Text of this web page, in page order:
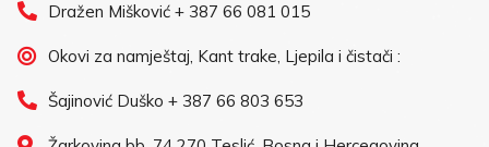
Dražen Mišković + 387 66 081 015
Okovi za namještaj, Kant trake, Ljepila i čistači :
Šajinović Duško + 387 66 803 653